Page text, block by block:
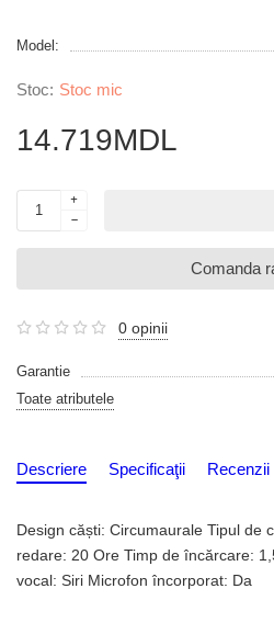
Model:
Stoc mic
14.719MDL
Comanda
0 opinii
Garantie
Toate atributele
Descriere Specificaţii Recenzii
Design căști: Circumaurale Tipul de
redare: 20 Ore Timp de încărcare:
vocal: Siri Microfon încorporat: Da